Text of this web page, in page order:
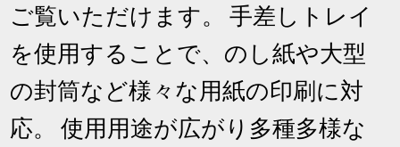
ご覧いただけます。 手差しトレイ
を使用することで、のし紙や大型
の封筒など様々な用紙の印刷に対
応。 使用用途が広がり多種多様な